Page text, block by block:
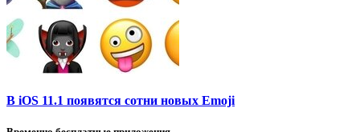
В iOS 11.1 появятся сотни новых Emoji